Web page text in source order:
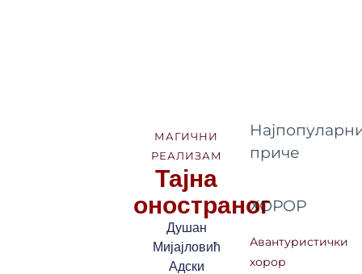
МАГИЧНИ
РЕАЛИЗАМ
Тајна
оностраног
Душан
Мијајловић
Адски
приче
ХОРОР
Авантуристички
хорор